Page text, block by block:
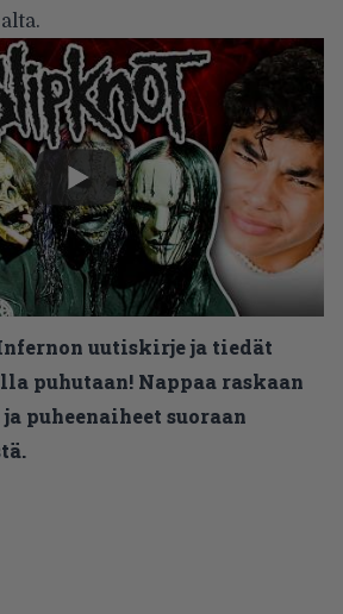
uutiskirje ja tiedät
puhutaan! Nappaa raskaan
puheenaiheet suoraan